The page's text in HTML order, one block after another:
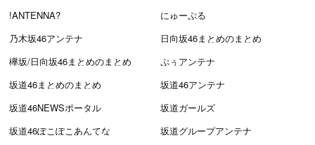
!ANTENNA?
にゅーぷる
乃木坂46アンテナ
日向坂46まとめのまとめ
欅坂/日向坂46まとめのまとめ
ぷぅアンテナ
坂道46まとめのまとめ
坂道46アンテナ
坂道46NEWSポータル
坂道ガールズ
坂道46ぽこぽこあんてな
坂道グループアンテナ